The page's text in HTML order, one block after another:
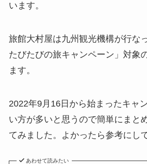
います。
旅館大村屋は九州観光機構が行な
たびたびの旅キャンペーン」対象
ます。
2022年9月16日から始まったキャ
い方が多いと思うので簡単にまと
てみました。よかったら参考にし
あわせて読みたい